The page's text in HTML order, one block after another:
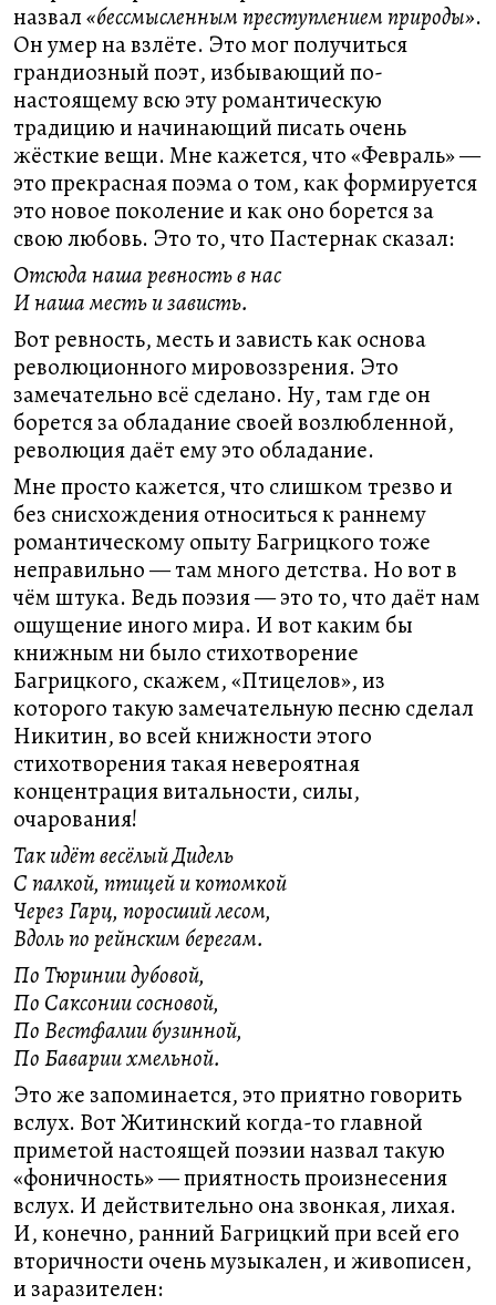
назвал«бессмысленным преступлением природы».
Он умер на взлёте. Это мог получиться
грандиозный поэт, избывающий по-
настоящему всю эту романтическую
традицию и начинающий писать очень
жёсткие вещи. Мне кажется, что «Февраль» —
это прекрасная поэма о том, как формируется
это новое поколение и как оно борется за
свою любовь. Это то, что Пастернак сказал:
Отсюда наша ревность в нас
И наша месть и зависть.
Вот ревность, месть и зависть как основа
революционного мировоззрения. Это
замечательно всё сделано. Ну, там где он
борется за обладание своей возлюбленной,
революция даёт ему это обладание.
Мне просто кажется, что слишком трезво и
без снисхождения относиться к раннему
романтическому опыту Багрицкого тоже
неправильно — там много детства. Но вот в
чём штука. Ведь поэзия — это то, что даёт нам
ощущение иного мира. И вот каким бы
книжным ни было стихотворение
Багрицкого, скажем, «Птицелов», из
которого такую замечательную песню сделал
Никитин, во всей книжности этого
стихотворения такая невероятная
концентрация витальности, силы,
очарования!
Так идёт весёлый Дидель
С палкой, птицей и котомкой
Через Гарц, поросший лесом,
Вдоль по рейнским берегам.
По Тюринии дубовой,
По Саксонии сосновой,
По Вестфалии бузинной,
По Баварии хмельной.
Это же запоминается, это приятно говорить
вслух. Вот Житинский когда-то главной
приметой настоящей поэзии назвал такую
«фоничность» — приятность произнесения
вслух. И действительно она звонкая, лихая.
И, конечно, ранний Багрицкий при всей его
вторичности очень музыкален, и живописен,
и заразителен: